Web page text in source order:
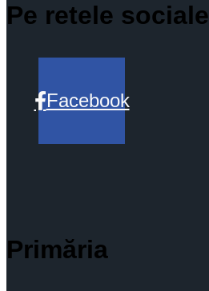
Pe retele sociale
Facebook
Primăria